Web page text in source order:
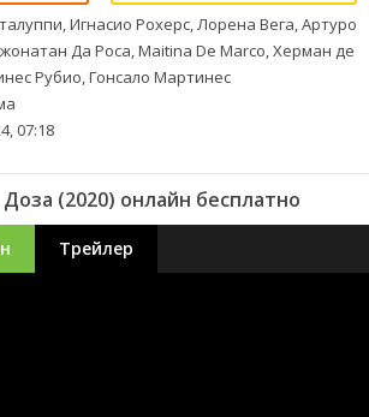
Игнасио Рохерс, Лорена Вега, Артуро
Да Роса, Maitina De Marco, Херман де
Рубио, Гонсало Мартинес
07:18
(2020) онлайн бесплатно
Трейлер